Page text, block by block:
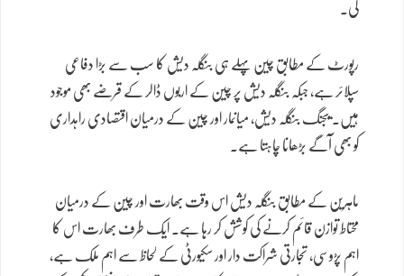
کی۔
رپورٹ کے مطابق چین پہلے ہی بنگلہ دیش کا سب سے بڑا دفاعی
سپلائر ہے، جبکہ بنگلہ دیش پر چین کے اربوں ڈالر کے قرضے بھی موجود
ہیں۔ بیجنگ بنگلہ دیش، میانمار اور چین کے درمیان اقتصادی راہداری
کو بھی آگے بڑھانا چاہتا ہے۔
ماہرین کے مطابق بنگلہ دیش اس وقت بھارت اور چین کے درمیان
محتاط توازن قائم کرنے کی کوشش کر رہا ہے۔ ایک طرف بھارت اس کا
اہم پڑوسی، تجارتی شراکت دار اور سکیورٹی کے لحاظ سے اہم ملک ہے،